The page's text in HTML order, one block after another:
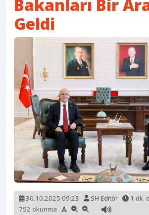
Bakanları Bir
Geldi
30.10.2025 09:23 SH Editör
1 dk.
752 okunma